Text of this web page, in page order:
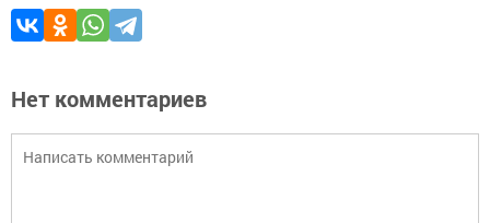
Нет комментариев